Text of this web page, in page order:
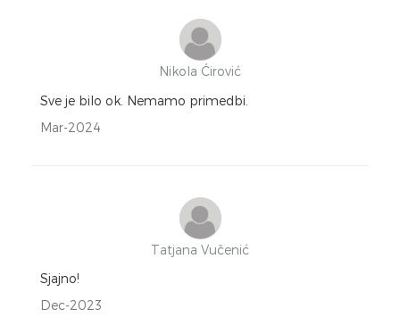
Nikola Ćirović
Sve je bilo ok. Nemamo primedbi.
Mar-2024
Tatjana Vučenić
Sjajno!
Dec-2023